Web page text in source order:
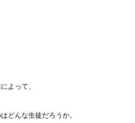
よって、
どんな生徒だろうか。